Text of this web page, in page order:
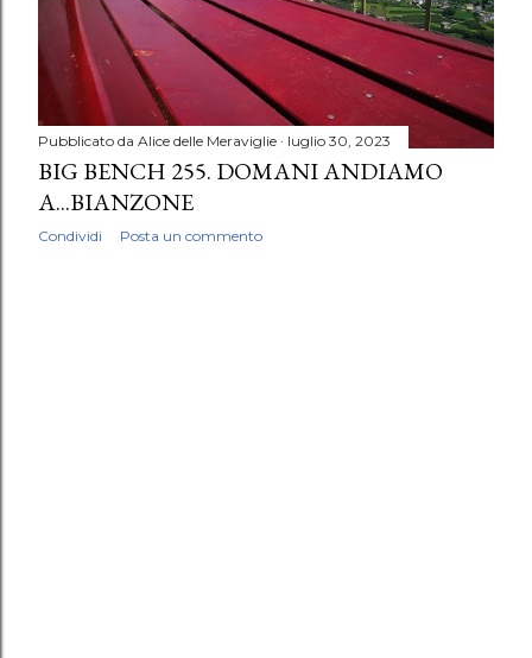
Pubblicato da Alice delle Meraviglie luglio 30, 2023
BIG BENCH 255. DOMANI ANDIAMO
A...BIANZONE
Condividi Posta un commento